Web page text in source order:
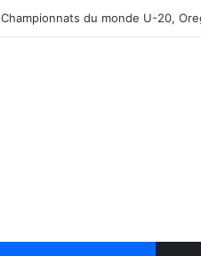
Championnats du monde U-20,